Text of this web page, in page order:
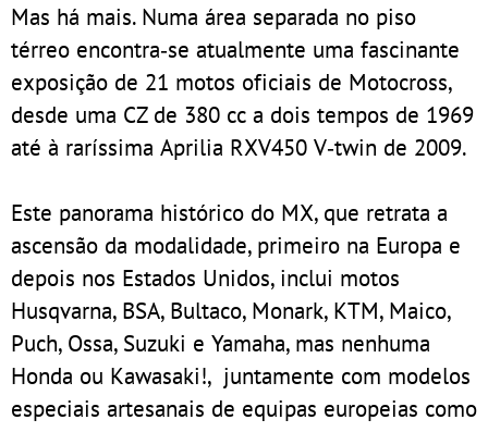
Mas há mais. Numa área separada no piso
térreo encontra‑se atualmente uma fascinante
exposição de 21 motos oficiais de Motocross,
desde uma CZ de 380 cc a dois tempos de 1969
até à raríssima Aprilia RXV450 V‑twin de 2009.
Este panorama histórico do MX, que retrata a
ascensão da modalidade, primeiro na Europa e
depois nos Estados Unidos, inclui motos
Husqvarna, BSA, Bultaco, Monark, KTM, Maico,
Puch, Ossa, Suzuki e Yamaha, mas nenhuma
Honda ou Kawasaki!, juntamente com modelos
especiais artesanais de equipas europeias como